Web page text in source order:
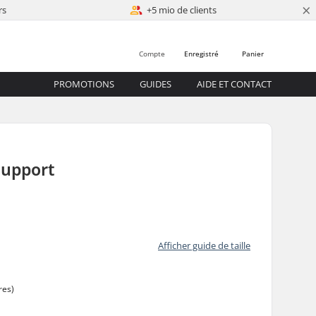
+5 mio de clients ×
Panier
Enregistré
Compte
PROMOTIONS GUIDES AIDE ET CONTACT
Afficher guide de taille